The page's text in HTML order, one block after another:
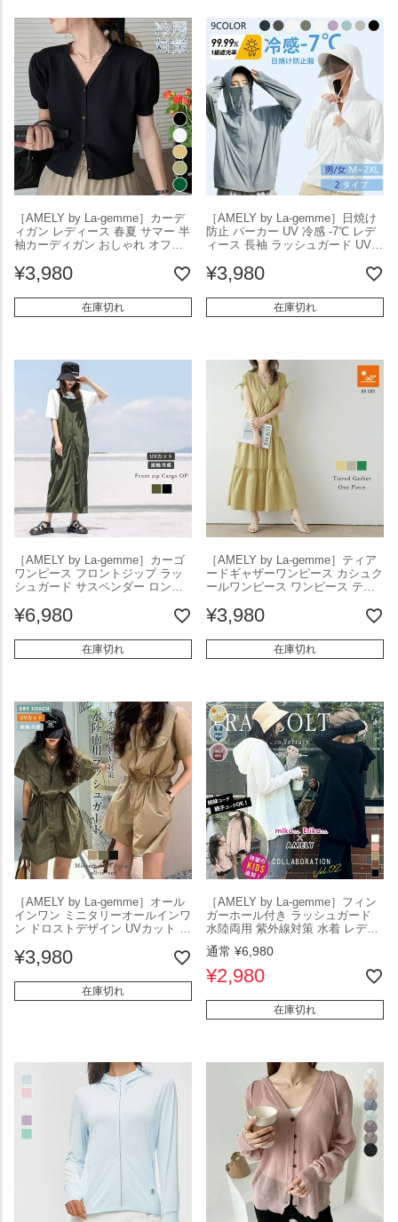
［AMELY by La-gemme］カーデ
ィガン レディース 春夏 サマー 半
袖カーディガン おしゃれ オフィ
イヤード UVカット 冷房対策 紫外
線対策 Vネック きれいめ カジュ
アル 2025春夏新作 【atp404-
183】【予約販売：15-20日】【送
¥3,980
在庫切れ
［AMELY by La-gemme］日焼け
防止 パーカー UV 冷感 -7℃ レデ
ィース 長袖 ラッシュガード UVカ
サイズ トップス 体型カバー 薄手
吸湿 速乾 シャリ感 紫外線対策
【aldf801-tp211】【予約販売：15-
20日】【送料無料】メ込2
¥3,980
在庫切れ
［AMELY by La-gemme］カーゴ
ワンピース フロントジップ ラッ
シュガード サスペンダー ロング
ゾート フリーサイズ メール便
2025春夏新作 【awp301-583】
【即納：1-5営業日】【送料無料】
¥6,980
在庫切れ
［AMELY by La-gemme］ティア
ードギャザーワンピース カシュク
ールワンピース ワンピース ティ
ング丈 カシュクール レディース
リラクシー UVカット 2025春夏新
作 【awp301-577】【即納：1-5営
業日】【送料無料】メ込2
¥3,980
在庫切れ
［AMELY by La-gemme］オール
インワン ミニタリーオールインワ
ン ドロストデザイン UVカット 接
ース 伸縮性 速乾性 調節可能 スタ
イルアップ効果 2025春夏新作
【asr305-706】【即納：1-5営業
日】【送料無料】ユ込3
¥3,980
在庫切れ
［AMELY by La-gemme］フィン
ガーホール付き ラッシュガード
水陸両用 紫外線対策 水着 レディ
ース UVカット おすすめ おしゃれ
フリーサイズ メール便 2025春夏
新作【aot301-407】【rp】【即
納：1-5営業日】【送料無料】ユ込
通常 ¥6,980
¥2,980
在庫切れ